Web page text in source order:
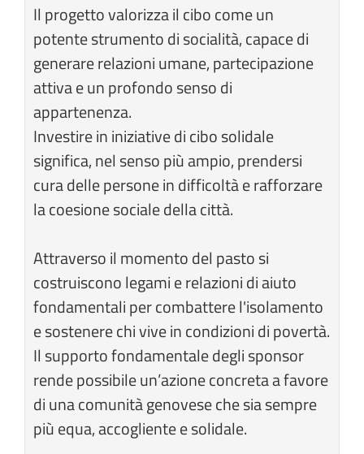
Il progetto valorizza il cibo come un
potente strumento di socialità, capace di
generare relazioni umane, partecipazione
attiva e un profondo senso di
appartenenza.
Investire in iniziative di cibo solidale
significa, nel senso più ampio, prendersi
cura delle persone in difficoltà e rafforzare
la coesione sociale della città.
Attraverso il momento del pasto si
costruiscono legami e relazioni di aiuto
fondamentali per combattere l'isolamento
e sostenere chi vive in condizioni di povertà.
Il supporto fondamentale degli sponsor
rende possibile un’azione concreta a favore
di una comunità genovese che sia sempre
più equa, accogliente e solidale.